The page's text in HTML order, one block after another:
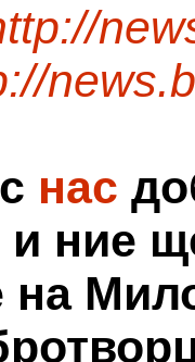
нас
и ние
на